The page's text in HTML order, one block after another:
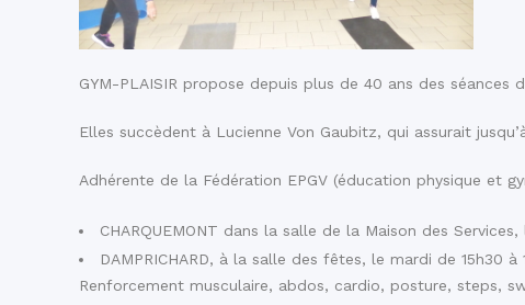
GYM-PLAISIR propose depuis plus de 40 ans des
Elles succèdent à Lucienne Von Gaubitz, qui assurait
Adhérente de la Fédération EPGV (éducation physique et
CHARQUEMONT dans la salle de la Maison des
DAMPRICHARD, à la salle des fêtes, le mardi de 15h30
Renforcement musculaire, abdos, cardio, posture, steps,